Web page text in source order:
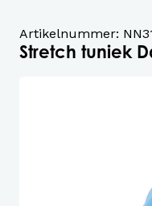
Artikelnummer:
Stretch tuniek